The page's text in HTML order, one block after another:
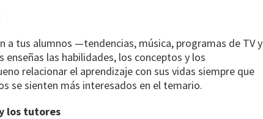
a tus alumnos —tendencias, música, programas de TV y
las habilidades, los conceptos y los
relacionar el aprendizaje con sus vidas siempre que
se sienten más interesados en el temario.
los tutores